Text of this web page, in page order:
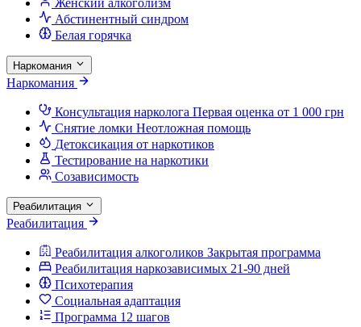
Женский алкоголизм
Абстинентный синдром
Белая горячка
Наркомания
Наркомания
Консультация нарколога Первая оценка от 1 000 грн
Снятие ломки Неотложная помощь
Детоксикация от наркотиков
Тестирование на наркотики
Созависимость
Реабилитация
Реабилитация
Реабилитация алкоголиков Закрытая программа
Реабилитация наркозависимых 21-90 дней
Психотерапия
Социальная адаптация
Программа 12 шагов